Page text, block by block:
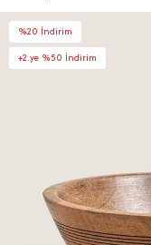
%20 İndirim
+2.ye %50 İndirim